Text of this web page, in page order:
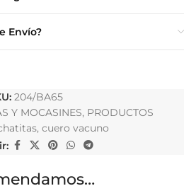
Envío?
204/BA65
Y MOCASINES, PRODUCTOS
, cuero vacuno